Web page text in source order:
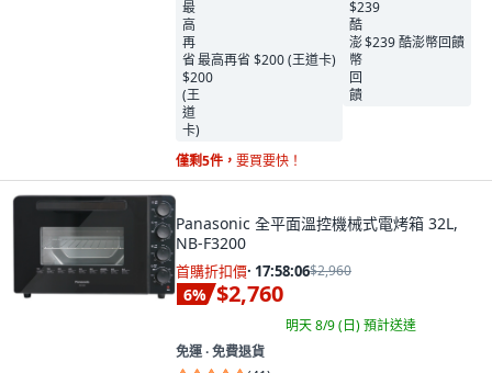
最高再省 $200 (王道卡)
$239 酷澎幣回饋
僅剩5件， 要買要快！
Panasonic 全平面溫控機械式電烤箱 32L,
NB-F3200
首購折扣價· 17:58:04$2,960
6% $2,760
明天 8/9 (日)預計送達
免運 ∙ 免費退貨